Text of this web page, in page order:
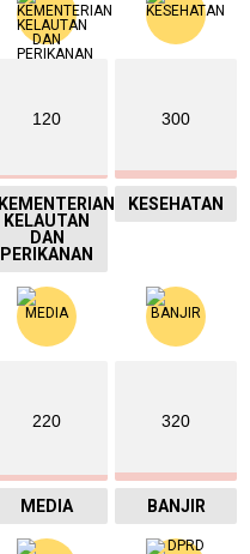
120
KEMENTERIAN
KELAUTAN
DAN
PERIKANAN
300
KESEHATAN
220
MEDIA
320
BANJIR